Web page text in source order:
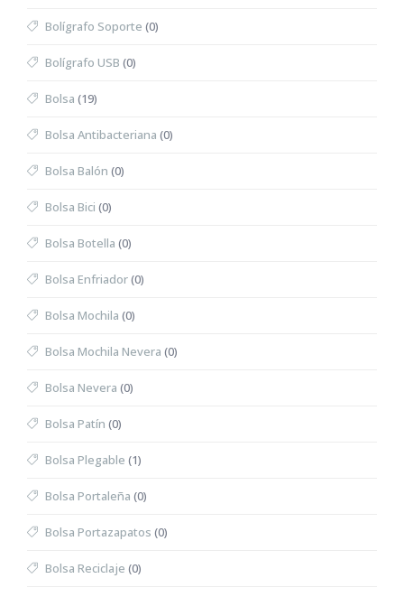
Bolígrafo Soporte (0)
Bolígrafo USB (0)
Bolsa (19)
Bolsa Antibacteriana (0)
Bolsa Balón (0)
Bolsa Bici (0)
Bolsa Botella (0)
Bolsa Enfriador(0)
Bolsa Mochila (0)
Bolsa Mochila Nevera (0)
Bolsa Nevera (0)
Bolsa Patín (0)
Bolsa Plegable (1)
Bolsa Portaleña (0)
Bolsa Portazapatos (0)
Bolsa Reciclaje (0)